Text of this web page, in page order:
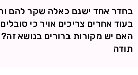
בחדר אחד ישנם כאלה שקר להם
בעוד אחרים צריכים אויר כי
האם יש מקורות ברורים בנושא זה?
תודה